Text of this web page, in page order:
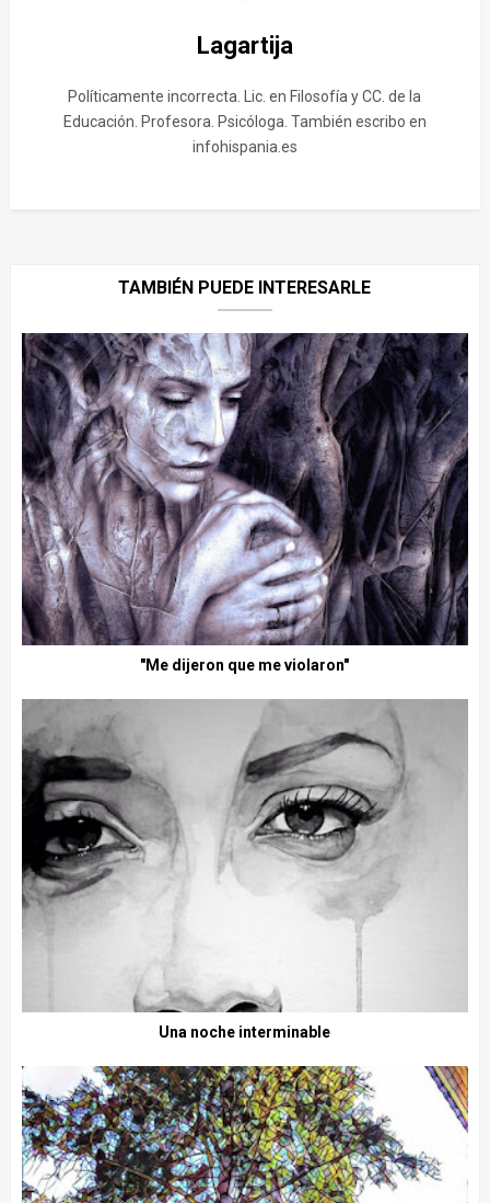
Lagartija
Políticamente incorrecta. Lic. en Filosofía y CC. de la
Educación. Profesora. Psicóloga. También escribo en
infohispania.es
TAMBIÉN PUEDE INTERESARLE
"Me dijeron que me violaron"
Una noche interminable